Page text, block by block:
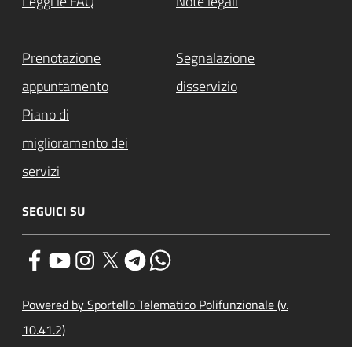
Prenotazione
appuntamento
Segnalazione
disservizio
Piano di
miglioramento dei
servizi
SEGUICI SU
Powered by Sportello Telematico Polifunzionale (v.
10.41.2)